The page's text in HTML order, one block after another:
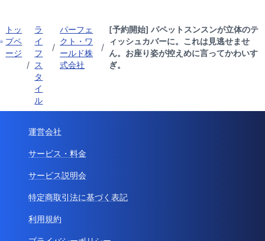
トッ
プペ
ージ
/
ラ
イ
フ
ス
タ
イ
ル
/
パーフェ
クト・ワ
ールド株
式会社
/
[予約開始] パペットスンスンが立体のテ
ィッシュカバーに。これは見逃せませ
ん。お座り姿が控えめに言ってかわいす
ぎ。
運営会社
サービス・料金
サービス説明会
特定商取引法に基づく表記
利用規約